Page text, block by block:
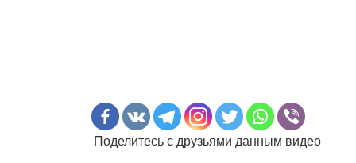
Поделитесь с друзьями данным видео